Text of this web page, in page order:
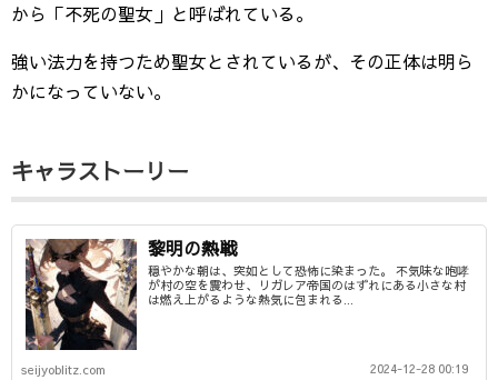
から「不死の聖女」と呼ばれている。
強い法力を持つため聖女とされているが、その正体は明ら
かになっていない。
キャラストーリー
黎明の熱戦
穏やかな朝は、突如として恐怖に染まった。 不気味な咆哮
が村の空を震わせ、リガレア帝国のはずれにある小さな村
は燃え上がるような熱気に包まれる...
seijyoblitz.com 2024-12-28 00:19